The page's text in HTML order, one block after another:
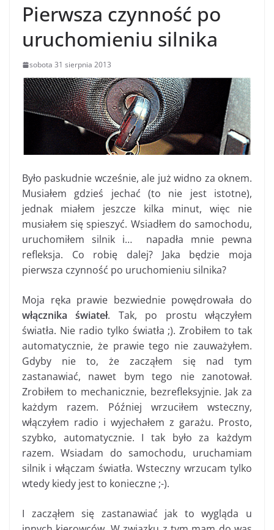
Pierwsza czynność po
uruchomieniu silnika
sobota 31 sierpnia 2013
Było paskudnie wcześnie, ale już widno za oknem.
Musiałem gdzieś jechać (to nie jest istotne),
jednak miałem jeszcze kilka minut, więc nie
musiałem się spieszyć. Wsiadłem do samochodu,
uruchomiłem silnik i… napadła mnie pewna
refleksja. Co robię dalej? Jaka będzie moja
pierwsza czynność po uruchomieniu silnika?
Moja ręka prawie bezwiednie powędrowała do
włącznika świateł. Tak, po prostu włączyłem
światła. Nie radio tylko światła ;). Zrobiłem to tak
automatycznie, że prawie tego nie zauważyłem.
Gdyby nie to, że zacząłem się nad tym
zastanawiać, nawet bym tego nie zanotował.
Zrobiłem to mechanicznie, bezrefleksyjnie. Jak za
każdym razem. Później wrzuciłem wsteczny,
włączyłem radio i wyjechałem z garażu. Prosto,
szybko, automatycznie. I tak było za każdym
razem. Wsiadam do samochodu, uruchamiam
silnik i włączam światła. Wsteczny wrzucam tylko
wtedy kiedy jest to konieczne ;-).
I zacząłem się zastanawiać jak to wygląda u